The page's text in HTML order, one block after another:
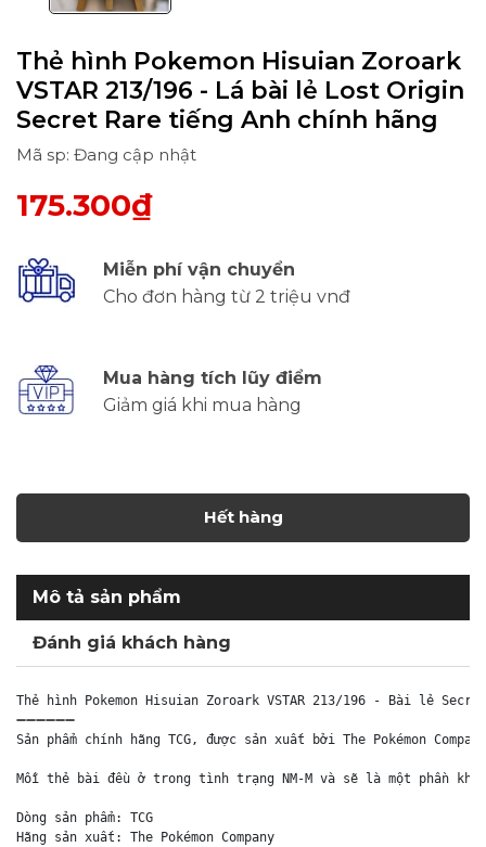
Thẻ hình Pokemon Hisuian Zoroark
VSTAR 213/196 - Lá bài lẻ Lost Origin
Secret Rare tiếng Anh chính hãng
Mã sp: Đang cập nhật
175.300₫
Miễn phí vận chuyển
Cho đơn hàng từ 2 triệu vnđ
Mua hàng tích lũy điểm
Giảm giá khi mua hàng
Hết hàng
Mô tả sản phẩm
Đánh giá khách hàng
Thẻ hình Pokemon Hisuian Zoroark VSTAR 213/196 - Bài lẻ
➖➖➖➖➖➖
Sản phẩm chính hãng TCG, được sản xuất bởi The Pokémon
Mỗi thẻ bài đều ở trong tình trạng NM-M và sẽ là một phần
Dòng sản phẩm: TCG
Hãng sản xuất: The Pokémon Company